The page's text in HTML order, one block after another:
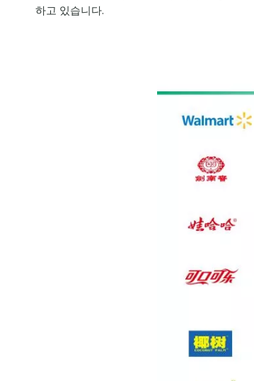
하고 있습니다.